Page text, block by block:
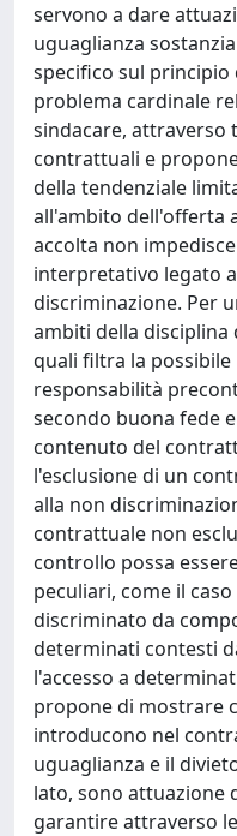
servono a dare
uguaglianza
specifico sul principio
problema cardinale
sindacare, attraverso
contrattuali e
della tendenziale
all'ambito dell'offerta
accolta non
interpretativo legato
discriminazione. Per
ambiti della
quali filtra la
responsabilità
secondo buona fede
contenuto del
l'esclusione di un
alla non
contrattuale non
controllo possa
peculiari, come il
discriminato da
determinati contesti
l'accesso a
propone di mostrare
introducono nel
uguaglianza e il
lato, sono attuazione
garantire attraverso